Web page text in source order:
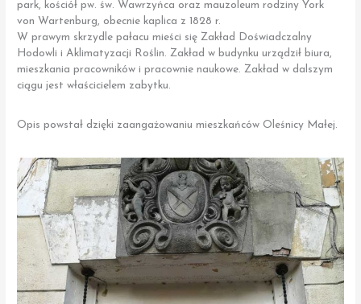
park, kościół pw. św. Wawrzyńca oraz mauzoleum rodziny York
von Wartenburg, obecnie kaplica z 1828 r.
W prawym skrzydle pałacu mieści się Zakład Doświadczalny
Hodowli i Aklimatyzacji Roślin. Zakład w budynku urządził biura,
mieszkania pracowników i pracownie naukowe. Zakład w dalszym
ciągu jest właścicielem zabytku.
Opis powstał dzięki zaangażowaniu mieszkańców Oleśnicy Małej.